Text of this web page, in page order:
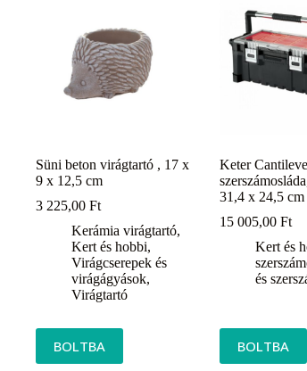
Süni beton virágtartó , 17 x
9 x 12,5 cm
3 225,00 Ft
Kerámia virágtartó,
Kert és hobbi,
Virágcserepek és
virágágyások,
Virágtartó
BOLTBA
Keter
31,4 x 24,5 cm
15 005,00Ft
Kert és
és
BOLTBA